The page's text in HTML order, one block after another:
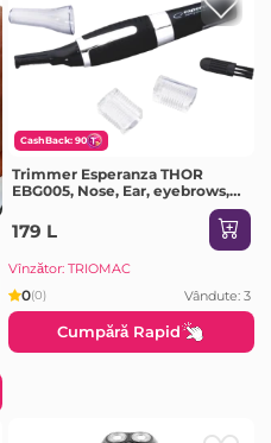
CashBack: 90
Trimmer Esperanza THOR
EBG005, Nose, Ear, eyebrows,
Stainless steel blade, Gently
trims hair, From nose and ears,
Perfect for eyebrows,
179 L
Vînzător: TRIOMAC
0(0) Vândute: 3
Cumpără Rapid